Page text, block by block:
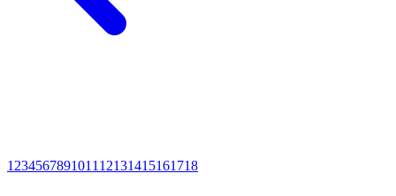
1 234567891011 12131415161718